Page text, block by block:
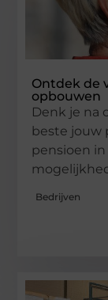
Ontdek de
opbouwen
Denk je na
beste jouw
pensioen
Bedrijven